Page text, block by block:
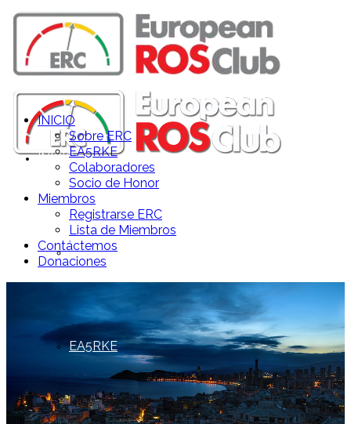
INICIO
Sobre ERC
EA5RKE
INICIO
Sobre ERC
EA5RKE
Colaboradores
Socio de Honor
Miembros
Registrarse ERC
Lista de Miembros
Contáctemos
Donaciones